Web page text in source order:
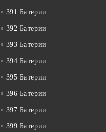
391 Батерии
392 Батерии
393 Батерии
394 Батерии
395 Батерии
396 Батерии
397 Батерии
399 Батерии